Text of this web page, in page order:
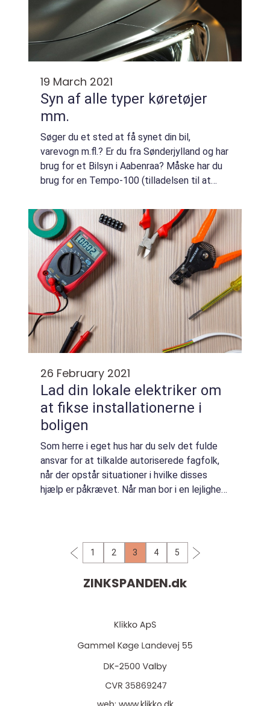
19 March 2021
Syn af alle typer køretøjer
mm.
Søger du et sted at få synet din bil,
varevogn m.fl.? Er du fra Sønderjylland og har
brug for et Bilsyn i Aabenraa? Måske har du
brug for en Tempo-100 (tilladelsen til at
campingvogn, påhængskøretøj eller bus. Det
...
26 February 2021
Lad din lokale elektriker om
at fikse installationerne i
boligen
Som herre i eget hus har du selv det fulde
ansvar for at tilkalde autoriserede fagfolk,
når der opstår situationer i hvilke disses
hjælp er påkrævet. Når man bor i en lejlighed
1 2 3 4 5
ZINKSPANDEN.dk